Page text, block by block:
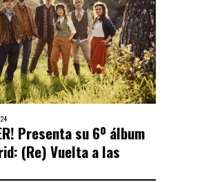
Presenta su 6º álbum
(Re) Vuelta a las